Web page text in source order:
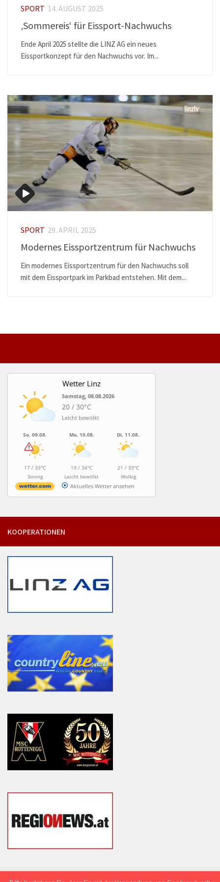
SPORT 14. AUGUST 2025
‚Sommereis‘ für Eissport-Nachwuchs
Ende April 2025 stellte die LINZ AG ein neues
Eissportkonzept für den Nachwuchs vor. Im...
SPORT 29. APRIL 2025
Modernes Eissportzentrum für Nachwuchs
Ein modernes Eissportzentrum für den Nachwuchs soll
mit dem Eissportpark im Parkbad entstehen. Mit dem...
Wetter Linz
Samstag, 08.08.2026
20 / 30°C
Leicht bewölkt
So, 09.08.
17 / 33°C
Sonnig
Mo, 10.08.
19 / 34°C
Leicht bewölkt
Di, 11.08.
21 / 33°C
Wolkig
Aktuelles Wetter ansehen
KOOPERATIONEN